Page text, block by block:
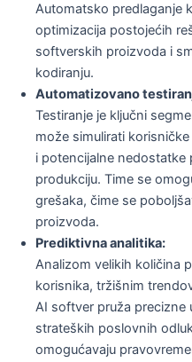
Automatsko predlaganje
optimizacija postojećih
softverskih proizvoda i
kodiranju.
Automatizovano
Testiranje je ključni
može simulirati
i potencijalne nedostatke
produkciju. Time se
grešaka, čime se
proizvoda.
Prediktivna analitika:
Analizom velikih količina
korisnika, tržišnim
AI softver pruža precizne
strateških poslovnih
omogućavaju